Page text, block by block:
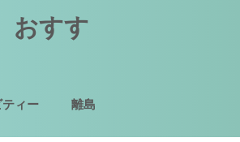
おすす
ィー 離島